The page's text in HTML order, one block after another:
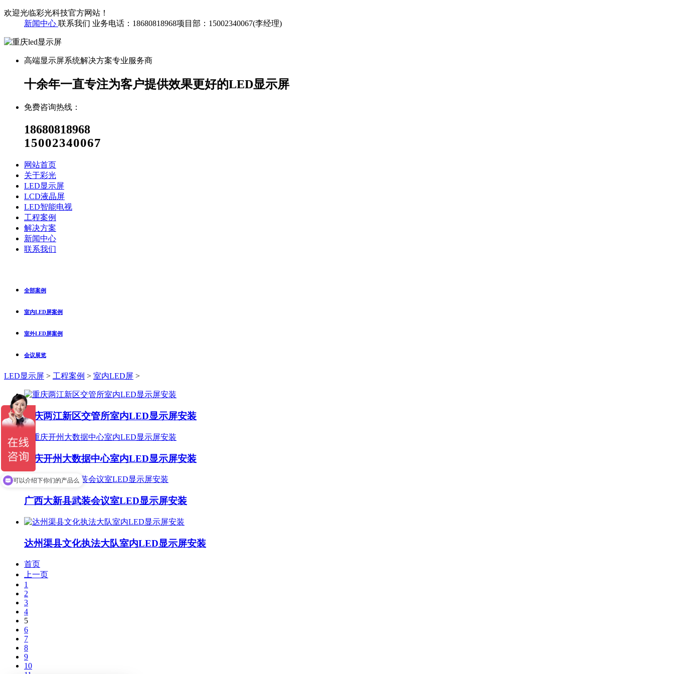
欢迎光临彩光科技官方网站！
新闻中心 联系我们 业务电话：18680818968项目部：15002340067(李经理)
高端显示屏系统解决方案专业服务商
十余年一直专注为客户提供效果更好的LED显示屏
免费咨询热线：
18680818968
15002340067
网站首页
关于彩光
LED显示屏
LCD液晶屏
LED智能电视
工程案例
解决方案
新闻中心
联系我们
全部案例
室内LED屏案例
室外LED屏案例
会议展览
LED显示屏 > 工程案例 > 室内LED屏 >
重庆两江新区交管所室内LED显示屏安装
重庆开州大数据中心室内LED显示屏安装
广西大新县武装会议室LED显示屏安装
达州渠县文化执法大队室内LED显示屏安装
首页
上一页
1
2
3
4
5
6
7
8
9
10
可以介绍下你们的产品么